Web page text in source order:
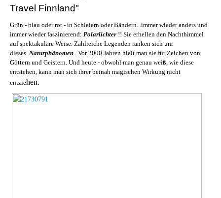
Travel Finnland"
Grün - blau oder rot - in Schleiern oder Bändern...immer wieder anders und
immer wieder faszinierend: Polarlichter !! Sie erhellen den Nachthimmel
auf spektakuläre Weise. Zahlreiche Legenden ranken sich um
dieses Naturphänomen . Vor 2000 Jahren hielt man sie für Zeichen von
Göttern und Geistern. Und heute - obwohl man genau weiß, wie diese
entstehen, kann man sich ihrer beinah magischen Wirkung nicht
entziehen.